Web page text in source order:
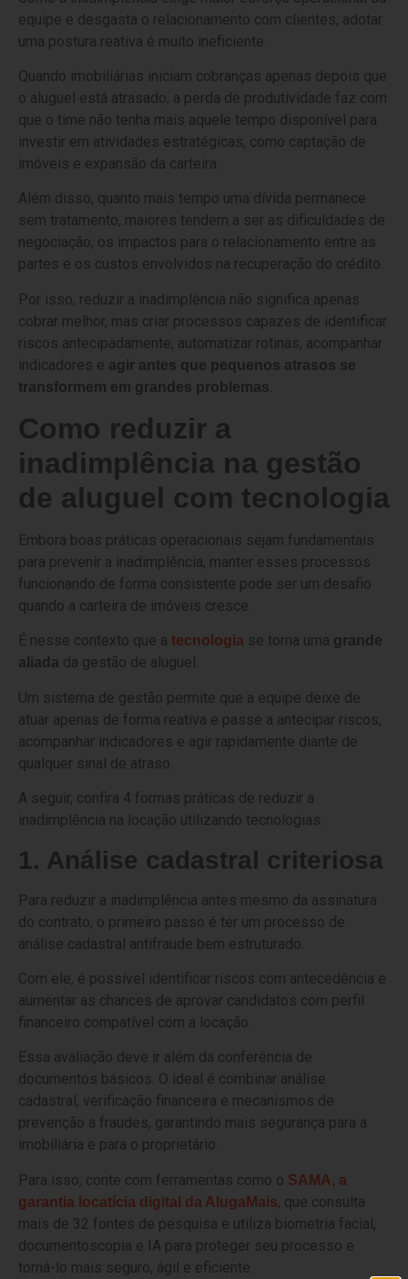
equipe e desgasta o relacionamento com clientes, adotar
uma postura reativa é muito ineficiente.
Quando imobiliárias iniciam cobranças apenas depois que
o aluguel está atrasado, a perda de produtividade faz com
que o time não tenha mais aquele tempo disponível para
investir em atividades estratégicas, como captação de
imóveis e expansão da carteira.
Além disso, quanto mais tempo uma dívida permanece
sem tratamento, maiores tendem a ser as dificuldades de
negociação, os impactos para o relacionamento entre as
partes e os custos envolvidos na recuperação do crédito.
Por isso, reduzir a inadimplência não significa apenas
cobrar melhor, mas criar processos capazes de identificar
riscos antecipadamente, automatizar rotinas, acompanhar
indicadores e agir antes que pequenos atrasos se
transformem em grandes problemas
Como reduzir a
inadimplência na gestão
de aluguel com tecnologia
Embora boas práticas operacionais sejam fundamentais
para prevenir a inadimplência, manter esses processos
funcionando de forma consistente pode ser um desafio
quando a carteira de imóveis cresce.
É nesse contexto que a tecnologia se torna uma grande
aliada da gestão de aluguel.
Um sistema de gestão permite que a equipe deixe de
atuar apenas de forma reativa e passe a antecipar riscos,
acompanhar indicadores e agir rapidamente diante de
qualquer sinal de atraso.
A seguir, confira 4 formas práticas de reduzir a
inadimplência na locação utilizando tecnologias:
1. Análise cadastral criteriosa
Para reduzir a inadimplência antes mesmo da assinatura
do contrato, o primeiro passo é ter um processo de
análise cadastral antifraude bem estruturado.
Com ele, é possível identificar riscos com antecedência e
aumentar as chances de aprovar candidatos com perfil
financeiro compatível com a locação.
Essa avaliação deve ir além da conferência de
documentos básicos. O ideal é combinar análise
cadastral, verificação financeira e mecanismos de
prevenção a fraudes, garantindo mais segurança para a
imobiliária e para o proprietário.
Para isso, conte com ferramentas como o SAMA, a
garantia locatícia digital da AlugaMais, que consulta
mais de 32 fontes de pesquisa e utiliza biometria facial,
documentoscopia e IA para proteger seu processo e
torná-lo mais seguro, ágil e eficiente.